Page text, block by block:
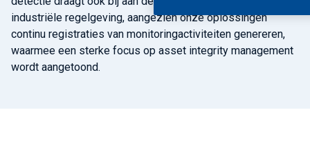
industriële regelgeving, aangezien onze oplossingen
continu registraties van monitoringactiviteiten genereren,
waarmee een sterke focus op asset integrity management
wordt aangetoond.